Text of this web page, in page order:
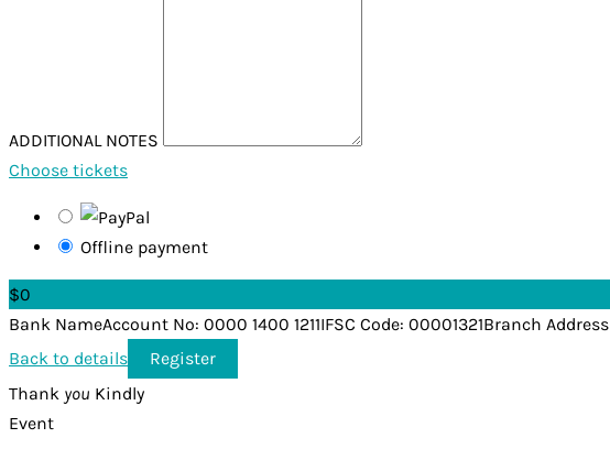
ADDITIONAL NOTES
Choose tickets
Offline payment
$0
Bank NameAccount No: 0000 1400 1211IFSC Code: 00001321Branch Address
Back to details
Thank you Kindly
Event